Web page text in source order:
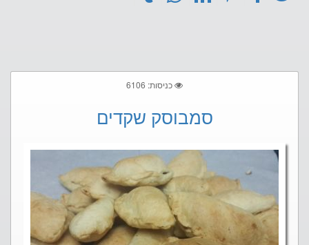
כניסות: 6106
סמבוסק שקדים